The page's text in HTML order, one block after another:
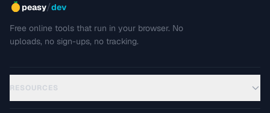
peasy/dev
Free online tools that run in your browser. No
uploads, no sign-ups, no tracking.
RESOURCES